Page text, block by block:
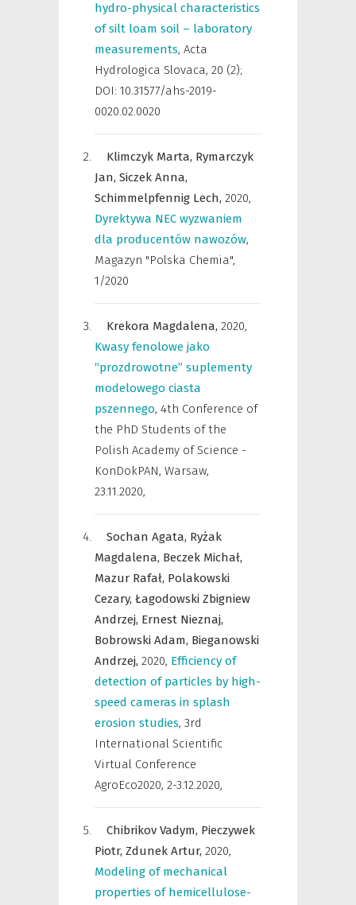
hydro-physical characteristics
of silt loam soil – laboratory
measurements, Acta
Hydrologica Slovaca, 20 (2);
DOI: 10.31577/ahs-2019-
0020.02.0020
Klimczyk Marta, Rymarczyk
Jan, Siczek Anna,
Schimmelpfennig Lech, 2020,
Dyrektywa NEC wyzwaniem
dla producentów nawozów,
Magazyn "Polska Chemia",
1/2020
Krekora Magdalena, 2020,
Kwasy fenolowe jako
“prozdrowotne” suplementy
modelowego ciasta
pszennego, 4th Conference of
the PhD Students of the
Polish Academy of Science -
KonDokPAN, Warsaw,
23.11.2020,
Sochan Agata, Ryżak
Magdalena, Beczek Michał,
Mazur Rafał, Polakowski
Cezary, Łagodowski Zbigniew
Andrzej, Ernest Nieznaj,
Bobrowski Adam, Bieganowski
Andrzej, 2020, Efficiency of
detection of particles by high-
speed cameras in splash
erosion studies, 3rd
International Scientific
Virtual Conference
AgroEco2020, 2-3.12.2020,
Chibrikov Vadym, Pieczywek
Piotr, Zdunek Artur, 2020,
Modeling of mechanical
properties of hemicellulose-